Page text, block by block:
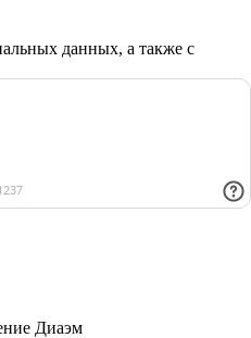
данных, а также с
Диаэм